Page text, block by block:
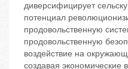
диверсифицирует
потенциал
продовольственную
продовольственную
воздействие на
создавая экономические